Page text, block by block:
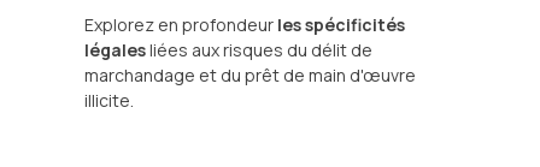
Explorez en profondeur les spécificités
légalesliées aux risques du délit de
marchandage et du prêt de main d'œuvre
illicite.